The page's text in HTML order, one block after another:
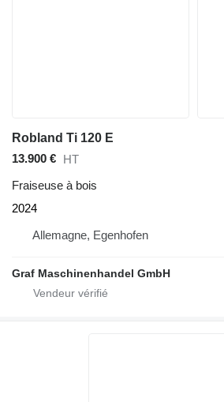
Robland Ti 120 E
13.900 €
HT
Fraiseuse à bois
2024
Allemagne, Egenhofen
Graf Maschinenhandel GmbH